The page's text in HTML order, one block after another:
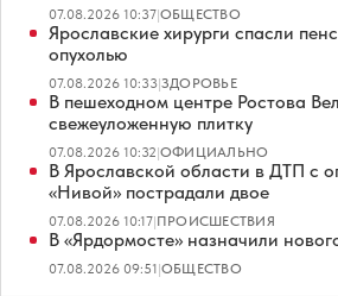
07.08.2026 10:37|ОБЩЕСТВО
Ярославские хирурги спасли
опухолью
07.08.2026 10:33|ЗДОРОВЬЕ
В пешеходном центре Ростова
свежеуложенную плитку
07.08.2026 10:32|ОФИЦИАЛЬНО
В Ярославской области в ДТП с
«Нивой» пострадали двое
07.08.2026 10:17|ПРОИСШЕСТВИЯ
В «Ярдормосте» назначили
07.08.2026 09:51|ОБЩЕСТВО